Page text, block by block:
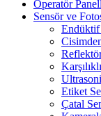
Operatör
Sensör ve
Endüktif
Etiket
Çatal